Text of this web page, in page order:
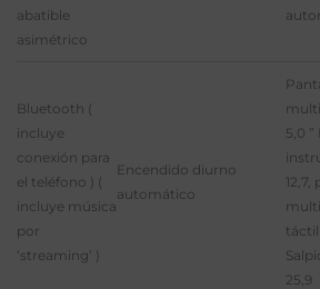
abatible
asimétrico
Bluetooth (
incluye
conexión para
el teléfono ) (
incluye música
por
‘streaming’ )
Encendido diurno
automático
5,0
12,7,
táctil
25,9